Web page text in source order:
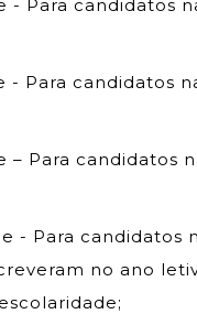
- Para candidatos
- Para candidatos
– Para candidatos
- Para candidatos
no ano